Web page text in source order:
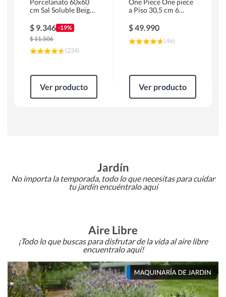
Porcelanato 60x60
cm Sal Soluble Beige
$ 9.346 -19%
$11.506
(234)
Ver producto
One Piece One piece
a Piso 30,5 cm 6
$49.990
(46)
Ver producto
Jardín
No importa la temporada, todo lo que necesitas para cuidar
tu jardín encuéntralo aquí
Aire Libre
¡Todo lo que buscas para disfrutar de la vida al aire libre
encuentralo aquí!